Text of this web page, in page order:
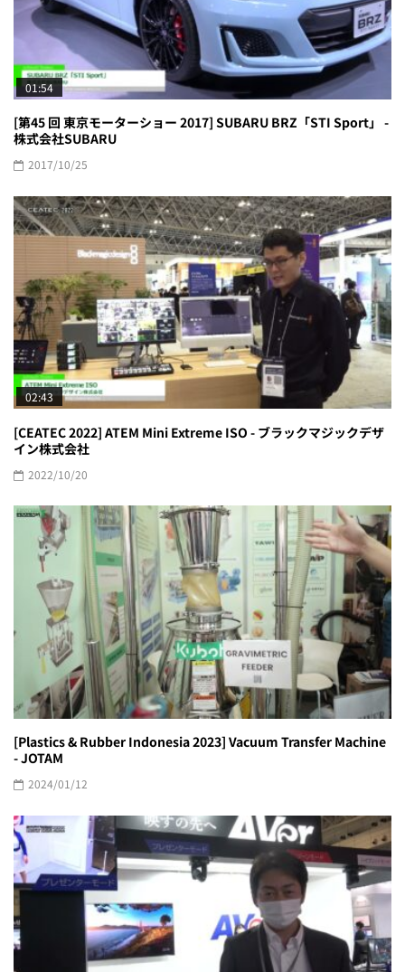
01:54
[第45 回 東京モーターショー 2017] SUBARU BRZ「STI Sport」 -
株式会社SUBARU
2017/10/25
02:43
[CEATEC 2022] ATEM Mini Extreme ISO - ブラックマジックデザ
イン株式会社
2022/10/20
[Plastics & Rubber Indonesia 2023] Vacuum Transfer Machine
- JOTAM
2024/01/12